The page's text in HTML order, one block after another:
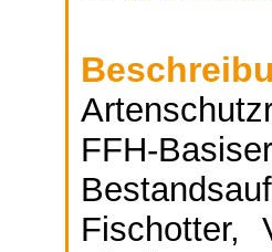
FFH-
Fischotter,